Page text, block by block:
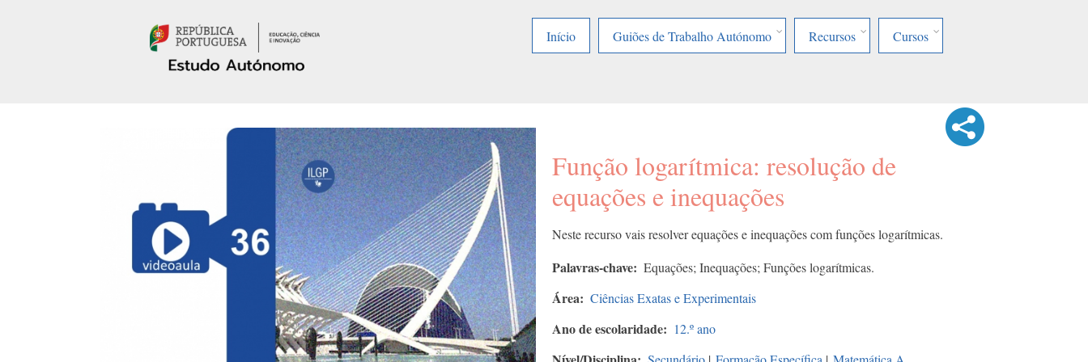
Início
Guiões de Trabalho Autónomo Recursos Cursos
Função logarítmica: resolução de
equações e inequações
Neste recurso vais resolver equações e inequações com funções logarítmicas.
Palavras-chave Equações; Inequações; Funções logarítmicas.
Área Ciências Exatas e Experimentais
Ano de escolaridade 12.º ano